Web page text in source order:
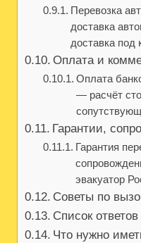
Перевозка
доставка
доставка под
Оплата и
Оплата
— расчёт
Гарантии,
Гарантия
эвакуатор
Советы по
Список
Что нужно